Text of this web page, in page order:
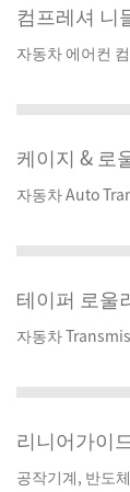
컴프레셔 니
자동차 에어컨
케이지 & 로
자동차 Auto
테이퍼 로울
자동차
리니어가이
공작기계, 반도